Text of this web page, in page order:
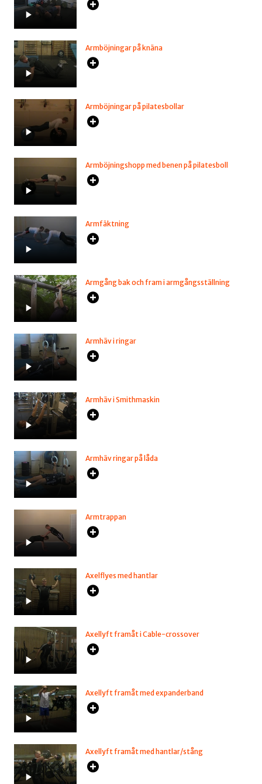
Armböjningar på knäna
Armböjningar på pilatesbollar
Armböjningshopp med benen på pilatesboll
Armfäktning
Armgång bak och fram i armgångsställning
Armhäv i ringar
Armhäv i Smithmaskin
Armhäv ringar på låda
Armtrappan
Axelflyes med hantlar
Axellyft framåt i Cable-crossover
Axellyft framåt med expanderband
Axellyft framåt med hantlar/stång